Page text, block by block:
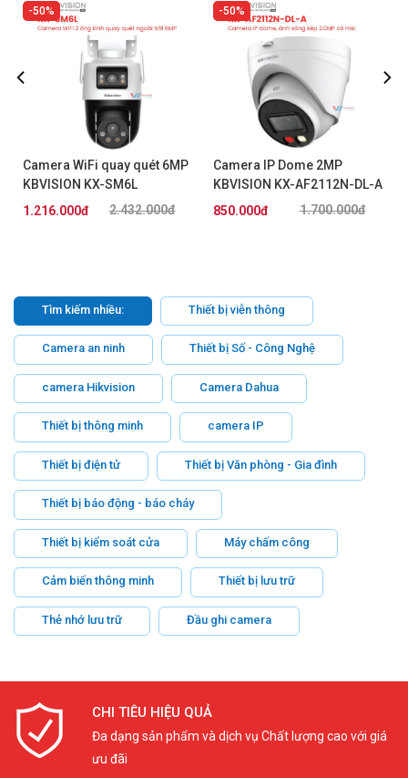
50%
Camera WiFi quay quét 6MP
KBVISION KX-SM6L
2.432.000đ
1.216.000đ
50%
Camera IP Dome 2MP
KBVISION KX-AF2112N-DL-A
1.700.000đ
850.000đ
Tìm kiếm nhiều: Thiết bị viễn thông
Camera an ninh Thiết bị Số - Công Nghệ
camera Hikvision Camera Dahua
Thiết bị thông minh camera IP
Thiết bị điện tử Thiết bị Văn phòng - Gia đình
Thiết bị báo động - báo cháy
Thiết bị kiểm soát cửa Máy chấm công
Cảm biến thông minh Thiết bị lưu trữ
Thẻ nhớ lưu trữ Đầu ghi camera
CHI TIÊU HIỆU QUẢ
Đa dạng sản phẩm và dịch vụ Chất lượng cao với giá
ưu đãi